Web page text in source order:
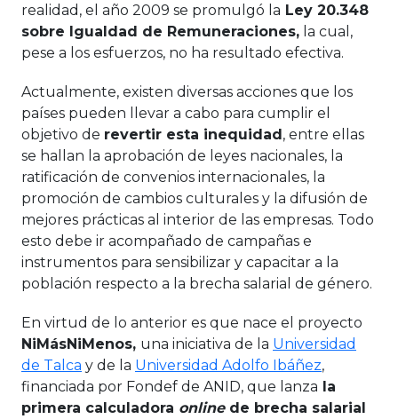
realidad, el año 2009 se promulgó la Ley 20.348
sobre Igualdad de Remuneraciones, la cual,
pese a los esfuerzos, no ha resultado efectiva.
Actualmente, existen diversas acciones que los
países pueden llevar a cabo para cumplir el
objetivo de revertir esta inequidad, entre ellas
se hallan la aprobación de leyes nacionales, la
ratificación de convenios internacionales, la
promoción de cambios culturales y la difusión de
mejores prácticas al interior de las empresas. Todo
esto debe ir acompañado de campañas e
instrumentos para sensibilizar y capacitar a la
población respecto a la brecha salarial de género.
En virtud de lo anterior es que nace el proyecto
NiMásNiMenos, una iniciativa de la Universidad
de Talca y de la Universidad Adolfo Ibáñez,
financiada por Fondef de ANID, que lanza la
primera calculadora onlinede brecha salarial